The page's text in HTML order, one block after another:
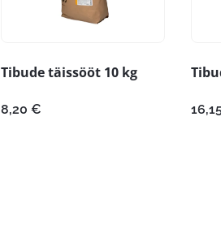
Tibude täissööt 10 kg
8,20 €